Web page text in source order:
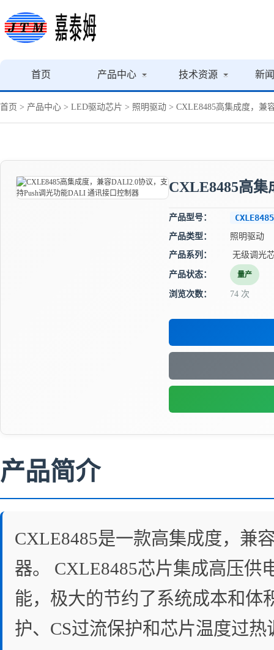
首页 产品中心 技术资源 新
首页 > 产品中心 > LED驱动芯片 > 照明驱动 > CXLE8485高集成度，兼
CXLE8485高
产品型号： CXLE8485
产品类型：
照明驱动
产品系列：
无级调光
产品状态： 量产
浏览次数： 74 次
产品简介
CXLE8485是一款高集成度，兼
器。 CXLE8485芯片集成高压供
能，极大的节约了系统成本和体
护、CS过流保护和芯片温度过热